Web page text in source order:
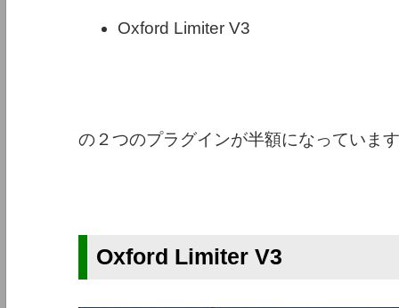
Oxford Limiter V3
の２つのプラグインが半額になっていま
Oxford Limiter V3